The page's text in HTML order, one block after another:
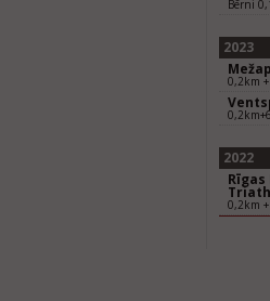
Bērni
2023
0,2km
2022
0,2km